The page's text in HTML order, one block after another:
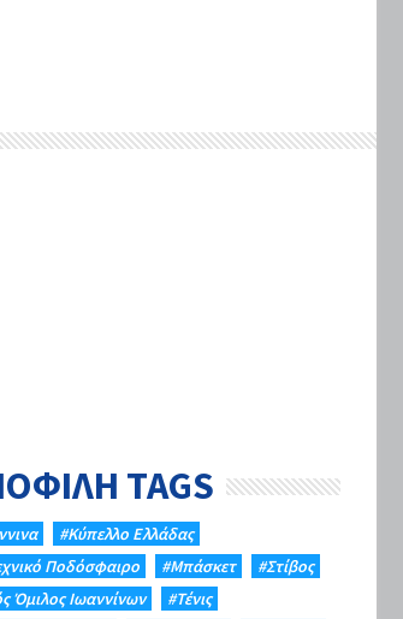
TAGS
#Κύπελλο Ελλάδας
Ποδόσφαιρο
#Μπάσκετ
#Στίβος
Όμιλος Ιωαννίνων
#Τένις